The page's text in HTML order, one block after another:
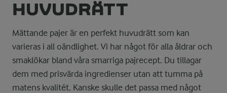
HUVUDRÄTT
Mättande pajer är en perfekt huvudrätt som kan
varieras i all oändlighet. Vi har något för alla åldrar och
smaklökar bland våra smarriga pajrecept. Du tillagar
dem med prisvärda ingredienser utan att tumma på
matens kvalitét. Kanske skulle det passa med något